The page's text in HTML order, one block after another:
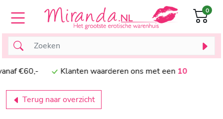
€60,- Klanten waarderen ons met een10
0
Terug naar overzicht